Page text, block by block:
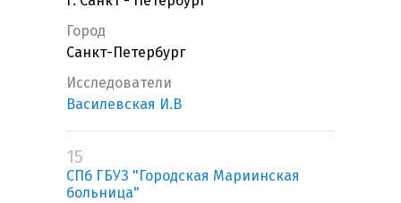
Город
Санкт-Петербург
Исследователи
Василевская И.В
15
СПб ГБУЗ "Городская Мариинская
больница"